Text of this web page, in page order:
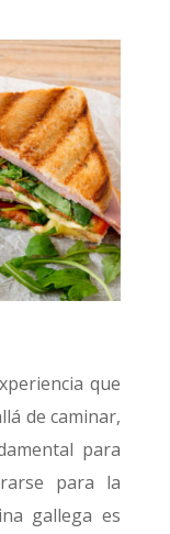
que
de caminar,
para
para la
gallega es